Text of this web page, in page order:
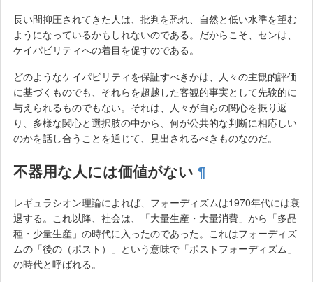
長い間抑圧されてきた人は、批判を恐れ、自然と低い水準を望む
ようになっているかもしれないのである。だからこそ、センは、
ケイパビリティへの着目を促すのである。
どのようなケイパビリティを保証すべきかは、人々の主観的評価
に基づくものでも、それらを超越した客観的事実として先験的に
与えられるものでもない。それは、人々が自らの関心を振り返
り、多様な関心と選択肢の中から、何が公共的な判断に相応しい
のかを話し合うことを通じて、見出されるべきものなのだ。
不器用な人には価値がない ¶
レギュラシオン理論によれば、フォーディズムは1970年代には衰
退する。これ以降、社会は、「大量生産・大量消費」から「多品
種・少量生産」の時代に入ったのであった。これはフォーディズ
ムの「後の（ポスト）」という意味で「ポストフォーディズム」
の時代と呼ばれる。